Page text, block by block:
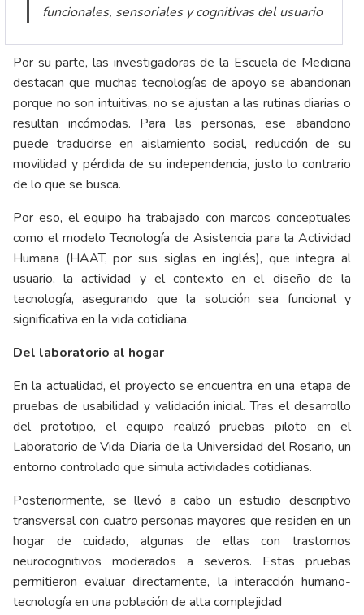
funcionales, sensoriales y cognitivas del usuario
Por su parte, las investigadoras de la Escuela de Medicina
destacan que muchas tecnologías de apoyo se abandonan
porque no son intuitivas, no se ajustan a las rutinas diarias o
resultan incómodas. Para las personas, ese abandono
puede traducirse en aislamiento social, reducción de su
movilidad y pérdida de su independencia, justo lo contrario
de lo que se busca.
Por eso, el equipo ha trabajado con marcos conceptuales
como el modelo Tecnología de Asistencia para la Actividad
Humana (HAAT, por sus siglas en inglés), que integra al
usuario, la actividad y el contexto en el diseño de la
tecnología, asegurando que la solución sea funcional y
significativa en la vida cotidiana.
Del laboratorio al hogar
En la actualidad, el proyecto se encuentra en una etapa de
pruebas de usabilidad y validación inicial. Tras el desarrollo
del prototipo, el equipo realizó pruebas piloto en el
Laboratorio de Vida Diaria de la Universidad del Rosario, un
entorno controlado que simula actividades cotidianas.
Posteriormente, se llevó a cabo un estudio descriptivo
transversal con cuatro personas mayores que residen en un
hogar de cuidado, algunas de ellas con trastornos
neurocognitivos moderados a severos. Estas pruebas
permitieron evaluar directamente, la interacción humano-
tecnología en una población de alta complejidad